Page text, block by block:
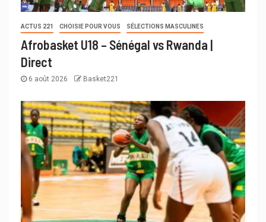
ACTUS 221 CHOISIE POUR VOUS SÉLECTIONS MASCULINES
Afrobasket U18 – Sénégal vs Rwanda |
Direct
6 août 2026 Basket221